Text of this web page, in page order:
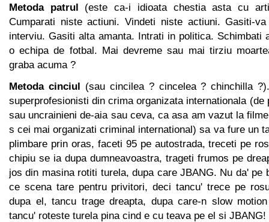
Metoda patrul (este ca-i idioata chestia asta cu
Cumparati niste actiuni. Vindeti niste actiuni. Gasiti-
interviu. Gasiti alta amanta. Intrati in politica. Schimbati
o echipa de fotbal. Mai devreme sau mai tirziu
graba acuma ?
Metoda cinciul (sau cincilea ? cincelea ? chinchilla
superprofesionisti din crima organizata internationala
sau uncrainieni de-aia sau ceva, ca asa am vazut la
s cei mai organizati criminal international) sa va fure un
plimbare prin oras, faceti 95 pe autostrada, treceti pe
chipiu se ia dupa dumneavoastra, trageti frumos pe
jos din masina rotiti turela, dupa care JBANG. Nu da' pe
ce scena tare pentru privitori, deci tancu' trece pe
dupa el, tancu trage dreapta, dupa care-n slow
tancu' roteste turela pina cind e cu teava pe el si JBANG!